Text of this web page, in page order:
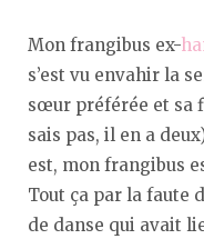
Mon frangibus ex-
s’est vu envahir la
sœur préférée et sa
sais pas, il en a
est, mon frangibus
Tout ça par la faute
de danse qui avait